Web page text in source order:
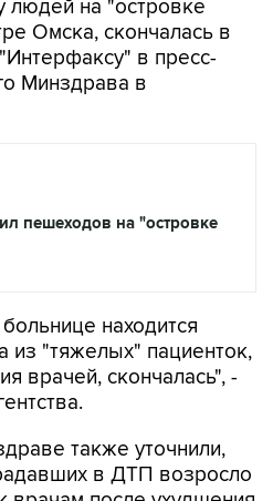
людей на "островке
Омска, скончалась в
в пресс-
Минздрава в
пешеходов на "островке
находится
из "тяжелых" пациенток,
врачей, скончалась", -
также уточнили,
в ДТП возросло